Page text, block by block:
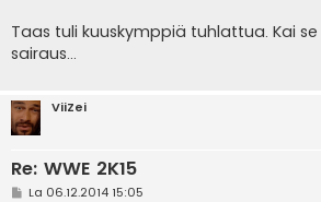
Taas tuli kuuskymppiä tuhlattua. Kai
sairaus...
ViiZei
Re: WWE 2K15
VLa 06.12.2014 15:05